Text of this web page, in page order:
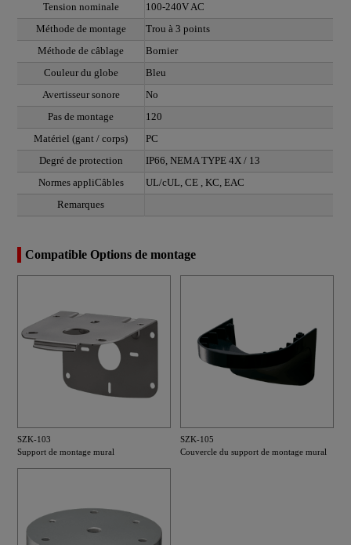
Tension nominale
100-240V AC
Méthode de montage
Trou à 3 points
Méthode de câblage
Bornier
Couleur du globe
Bleu
Avertisseur sonore
No
Pas de montage
120
Matériel (gant / corps)
PC
Degré de protection
IP66, NEMA TYPE 4X / 13
Normes appliCâbles
UL/cUL, CE , KC, EAC
Remarques
Compatible Options de montage
SZK-103
Support de montage mural
SZK-105
Couvercle du support de montage mural